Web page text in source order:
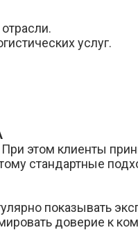
услуг.
этом клиенты
стандартные
показывать
доверие к